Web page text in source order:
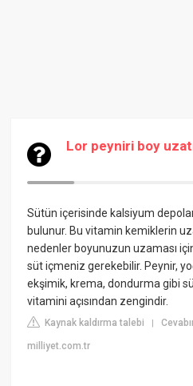
Lor peyniri boy
Sütün içerisinde kalsiyum
bulunur. Bu vitamin kemiklerin
nedenler boyunuzun uzaması
süt içmeniz gerekebilir. Peynir,
ekşimik, krema, dondurma gibi
vitamini açısından zengindir.
Kaynak kaldırma talebi |
milliyet.com.tr